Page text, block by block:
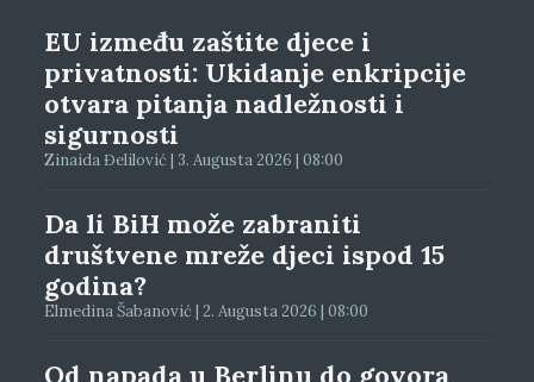
EU između zaštite djece i
privatnosti: Ukidanje enkripcije
otvara pitanja nadležnosti i
sigurnosti
Zinaida Đelilović | 3. Augusta 2026 | 08:00
Da li BiH može zabraniti
društvene mreže djeci ispod 15
godina?
Elmedina Šabanović | 2. Augusta 2026 | 08:00
Od napada u Berlinu do govora